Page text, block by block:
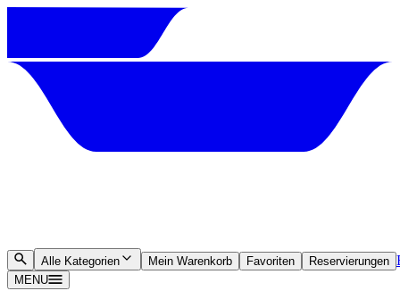
Alle Kategorien Mein Warenkorb Favoriten Reservierungen
MENU